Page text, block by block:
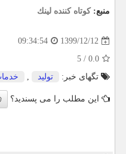
منبع:كوتاه كننده لینك
1399/12/12
09:34:54
0.0
/
5
تگهای خبر:
تولید ,
این مطلب را می پسندید؟